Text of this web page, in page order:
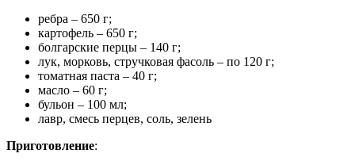
ребра – 650 г;
картофель – 650 г;
болгарские перцы – 140 г;
лук, морковь, стручковая фасоль – по 120 г;
томатная паста – 40 г;
масло – 60 г;
бульон – 100 мл;
лавр, смесь перцев, соль, зелень
Приготовление: